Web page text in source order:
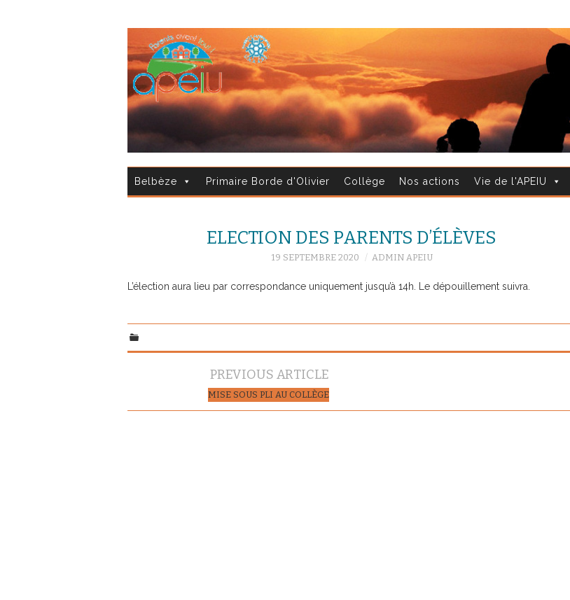
Belbèze Primaire Borde d'Olivier Collège Nos actions Vie de l'APEIU
ELECTION DES PARENTS D’ÉLÈVES
19 SEPTEMBRE 2020 ADMIN APEIU
L’élection aura lieu par correspondance uniquement jusqu’à 14h. Le dépouillement suivra.
Navigation
articles
PREVIOUS ARTICLE
MISE SOUS PLI AU COLLÈGE